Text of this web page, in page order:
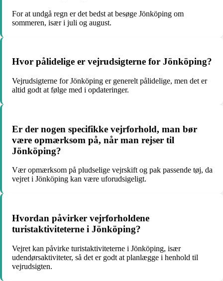
For at undgå regn er det bedst at besøge Jönköping om
sommeren, især i juli og august.
Hvor pålidelige er vejrudsigterne for Jönköping?
Vejrudsigterne for Jönköping er generelt pålidelige, men det er
altid godt at følge med i opdateringer.
Er der nogen specifikke vejrforhold, man bør
være opmærksom på, når man rejser til
Jönköping?
Vær opmærksom på pludselige vejrskift og pak passende tøj, da
vejret i Jönköping kan være uforudsigeligt.
Hvordan påvirker vejrforholdene
turistaktiviteterne i Jönköping?
Vejret kan påvirke turistaktiviteterne i Jönköping, især
udendørsaktiviteter, så det er godt at planlægge i henhold til
vejrudsigten.